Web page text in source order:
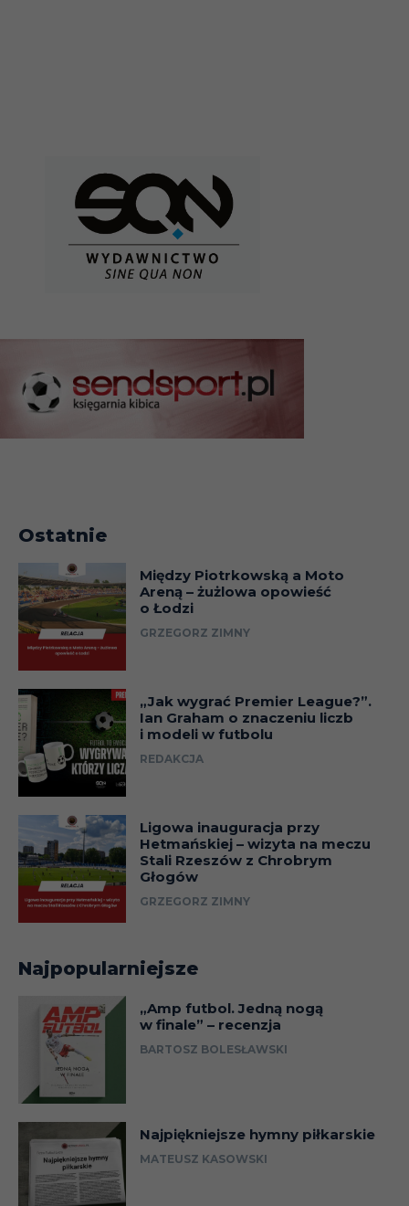
Ostatnie
Między Piotrkowską a Moto
Areną – żużlowa opowieść
o Łodzi
GRZEGORZ ZIMNY
„Jak wygrać Premier League?”.
Ian Graham o znaczeniu liczb
i modeli w futbolu
REDAKCJA
Ligowa inauguracja przy
Hetmańskiej – wizyta na meczu
Stali Rzeszów z Chrobrym
Głogów
GRZEGORZ ZIMNY
Najpopularniejsze
„Amp futbol. Jedną nogą
w finale” – recenzja
BARTOSZ BOLESŁAWSKI
Najpiękniejsze hymny piłkarskie
MATEUSZ KASOWSKI